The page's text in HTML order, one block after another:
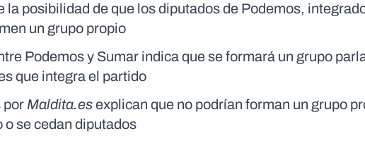
la posibilidad de que los diputados de Podemos,
un grupo propio
Podemos y Sumar indica que se formará un grupo
que integra el partido
por Maldita.esexplican que no podrían forman un grupo
o se cedan diputados